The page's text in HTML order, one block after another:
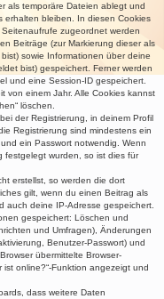
als temporäre Dateien ablegt und
erhalten bleiben. In diesen Cookies
zugeordnet werden
Beiträge (zur Markierung dieser als
sowie Informationen über deine
bist) gespeichert. Ferner werden
und eine Session-ID gespeichert.
von einem Jahr. Alle Cookies kannst
löschen.
der Registrierung, in deinem Profil
Registrierung sind mindestens ein
ein Passwort notwendig. Wenn
festgelegt wurden, so ist dies für
erstellst, so werden die dort
gilt, wenn du einen Beitrag als
auch deine IP-Adresse gespeichert.
gespeichert: Löschen und
und Umfragen), Änderungen
Benutzer-Passwort) und
übermittelte Browser-
ist online?“-Funktion angezeigt und
dass weitere Daten